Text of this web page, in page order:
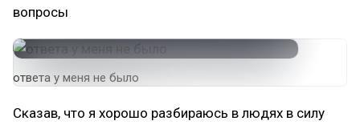
вопросы
ответа у меня не было
Сказав, что я хорошо разбираюсь в людях в силу